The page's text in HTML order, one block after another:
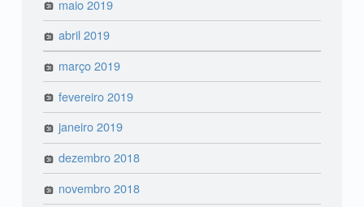
maio 2019
abril 2019
março 2019
fevereiro 2019
janeiro 2019
dezembro 2018
novembro 2018